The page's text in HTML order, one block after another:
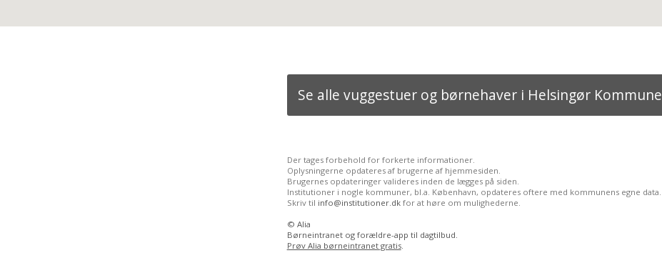
Se alle vuggestuer og børnehaver i Helsingør Kommune
Der tages forbehold for forkerte informationer.
Oplysningerne opdateres af brugerne af hjemmesiden.
Brugernes opdateringer valideres inden de lægges på siden.
Institutioner i nogle kommuner, bl.a. København, opdateres oftere med kommunens egne data.
Skriv til info@institutioner.dkfor at høre om mulighederne.
© Alia
Børneintranet og forældre-app til dagtilbud.
Prøv Alia børneintranet gratis.